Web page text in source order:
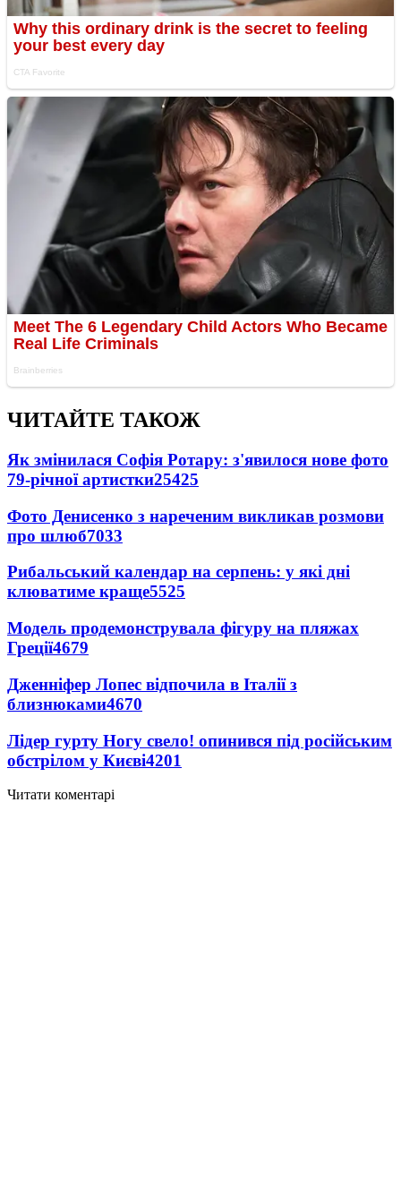
ЧИТАЙТЕ ТАКОЖ
Як змінилася Софія Ротару: з'явилося нове фото
79-річної артистки25425
Фото Денисенко з нареченим викликав розмови
про шлюб7033
Рибальський календар на серпень: у які дні
клюватиме краще5525
Модель продемонструвала фігуру на пляжах
Греції4679
Дженніфер Лопес відпочила в Італії з
близнюками4670
Лідер гурту Ногу свело! опинився під російським
обстрілом у Києві4201
Читати коментарі